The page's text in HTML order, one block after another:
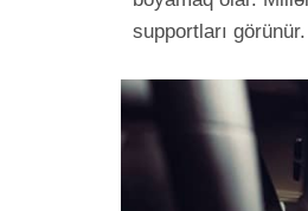
supportları görünür.